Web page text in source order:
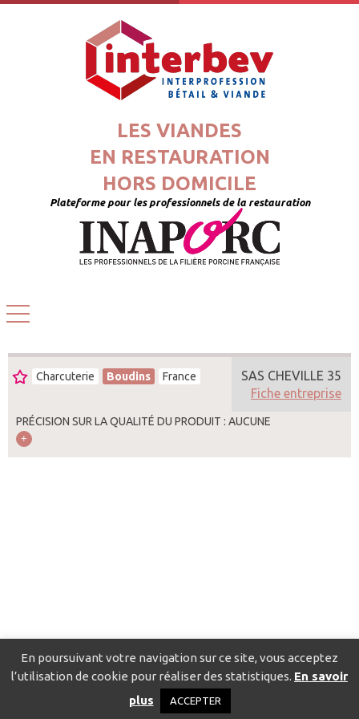
LES VIANDES
EN RESTAURATION
HORS DOMICILE
Plateforme pour les professionnels de la restauration
Charcuterie Boudins France
PRÉCISION SUR LA QUALITÉ DU PRODUIT : AUCUNE
SAS CHEVILLE 35
Fiche entreprise
Catalogue pour localiser les fournisseurs
Politique de confidentialité
En poursuivant votre navigation sur ce site, vous acceptez
l’utilisation de cookie pour réaliser des statistiques. En savoir
plus
ACCEPTER